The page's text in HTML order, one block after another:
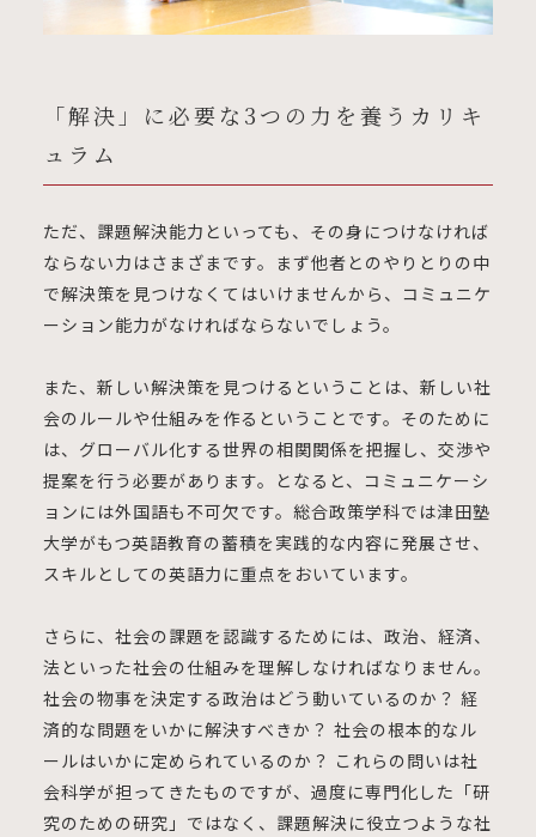
「解決」に必要な3つの力を養うカリキ
ュラム
ただ、課題解決能力といっても、その身につけなければ
ならない力はさまざまです。まず他者とのやりとりの中
で解決策を見つけなくてはいけませんから、コミュニケ
ーション能力がなければならないでしょう。
また、新しい解決策を見つけるということは、新しい社
会のルールや仕組みを作るということです。そのために
は、グローバル化する世界の相関関係を把握し、交渉や
提案を行う必要があります。となると、コミュニケーシ
ョンには外国語も不可欠です。総合政策学科では津田塾
大学がもつ英語教育の蓄積を実践的な内容に発展させ、
スキルとしての英語力に重点をおいています。
さらに、社会の課題を認識するためには、政治、経済、
法といった社会の仕組みを理解しなければなりません。
社会の物事を決定する政治はどう動いているのか？ 経
済的な問題をいかに解決すべきか？ 社会の根本的なル
ールはいかに定められているのか？ これらの問いは社
会科学が担ってきたものですが、過度に専門化した「研
究のための研究」ではなく、課題解決に役立つような社